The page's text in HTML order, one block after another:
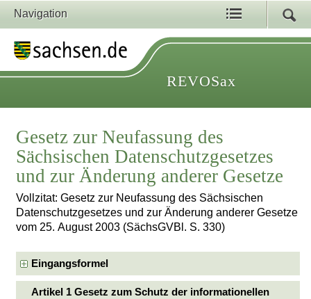
Navigation
REVOSax
Gesetz zur Neufassung des
Sächsischen Datenschutzgesetzes
und zur Änderung anderer Gesetze
Vollzitat: Gesetz zur Neufassung des Sächsischen
Datenschutzgesetzes und zur Änderung anderer Gesetze
vom 25. August 2003 (SächsGVBl. S. 330)
Eingangsformel
Artikel 1 Gesetz zum Schutz der informationellen